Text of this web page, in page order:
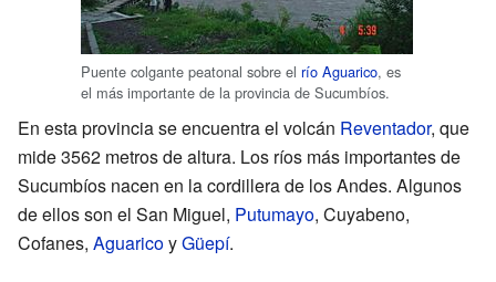
Puente colgante peatonal sobre el río Aguarico, es
el más importante de la provincia de Sucumbíos.
En esta provincia se encuentra el volcán Reventador, que
mide 3562 metros de altura. Los ríos más importantes de
Sucumbíos nacen en la cordillera de los Andes. Algunos
de ellos son el San Miguel, Putumayo, Cuyabeno,
Cofanes, AguaricoyGüepí.